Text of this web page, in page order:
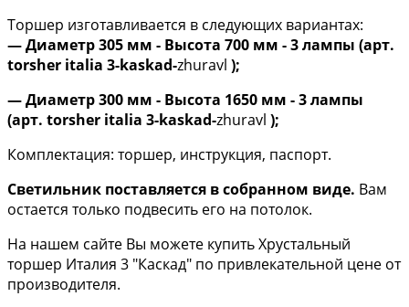
Торшер изготавливается в следующих вариантах:
— Диаметр 305 мм - Высота 700 мм - 3 лампы (арт.
torsher italia 3-kaskad-zhuravl );
— Диаметр 300 мм - Высота 1650 мм - 3 лампы
(арт. torsher italia 3-kaskad-zhuravl );
Комплектация: торшер, инструкция, паспорт.
Светильник поставляется в собранном виде. Вам
остается только подвесить его на потолок.
На нашем сайте Вы можете купить Хрустальный
торшер Италия 3 "Каскад" по привлекательной цене от
производителя.